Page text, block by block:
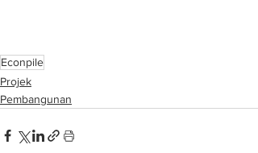
Econpile
Projek
Pembangunan